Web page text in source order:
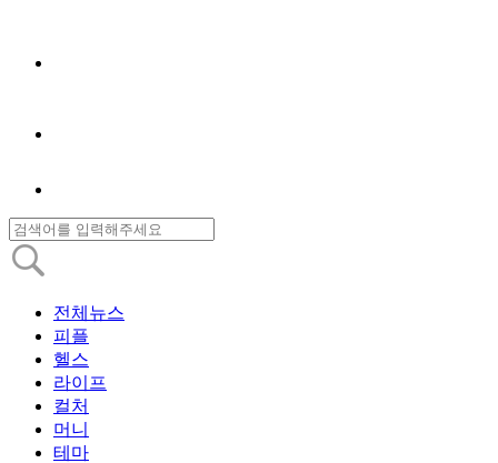
전체뉴스
피플
헬스
라이프
컬처
머니
테마